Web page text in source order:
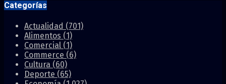
Categorías
Actualidad (701)
Alimentos (1)
Comercial (1)
Commerce (6)
Cultura (60)
Deporte (65)